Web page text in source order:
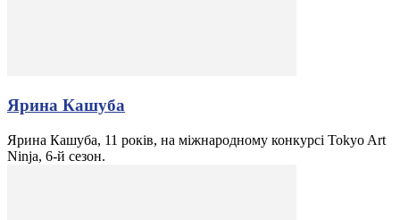
Ярина Кашуба
Ярина Кашуба, 11 років, на міжнародному конкурсі Tokyo Art
Ninja, 6-й сезон.